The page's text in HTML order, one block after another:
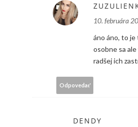
10. februára
áno áno, to je
osobne sa
radšej ich
Odpovedať
DENDY